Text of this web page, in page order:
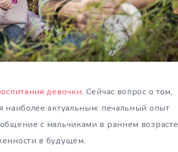
девочки. Сейчас вопрос о том,
наиболее актуальным: печальный опыт
с мальчиками в раннем возрасте
в будущем.